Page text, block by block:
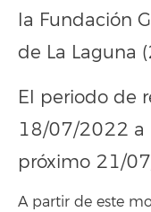
la Fundación
de La Laguna
El periodo de
18/07/2022 a
próximo 21/
A partir de este